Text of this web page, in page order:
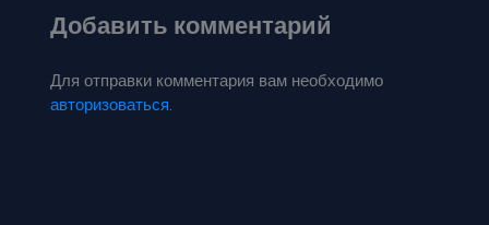
Добавить комментарий
Для отправки комментария вам необходимо
авторизоваться.